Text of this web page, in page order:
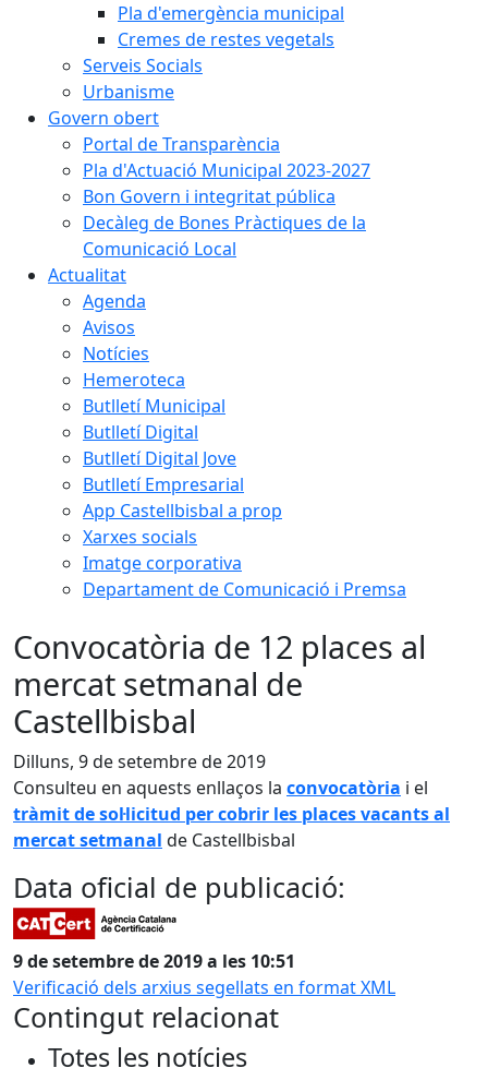
Pla d'emergència municipal
Cremes de restes vegetals
Serveis Socials
Urbanisme
Govern obert
Portal de Transparència
Pla d'Actuació Municipal 2023-2027
Bon Govern i integritat pública
Decàleg de Bones Pràctiques de la
Comunicació Local
Actualitat
Agenda
Avisos
Notícies
Hemeroteca
Butlletí Municipal
Butlletí Digital
Butlletí Digital Jove
Butlletí Empresarial
App Castellbisbal a prop
Xarxes socials
Imatge corporativa
Departament de Comunicació i Premsa
Convocatòria de 12 places al
mercat setmanal de
Castellbisbal
Dilluns, 9 de setembre de 2019
Consulteu en aquests enllaços la convocatòria i el
tràmit de sol·licitud per cobrir les places vacants al
mercat setmanal de Castellbisbal
Data oficial de publicació:
9 de setembre de 2019 a les 10:51
Verificació dels arxius segellats en format XML
Contingut relacionat
Totes les notícies